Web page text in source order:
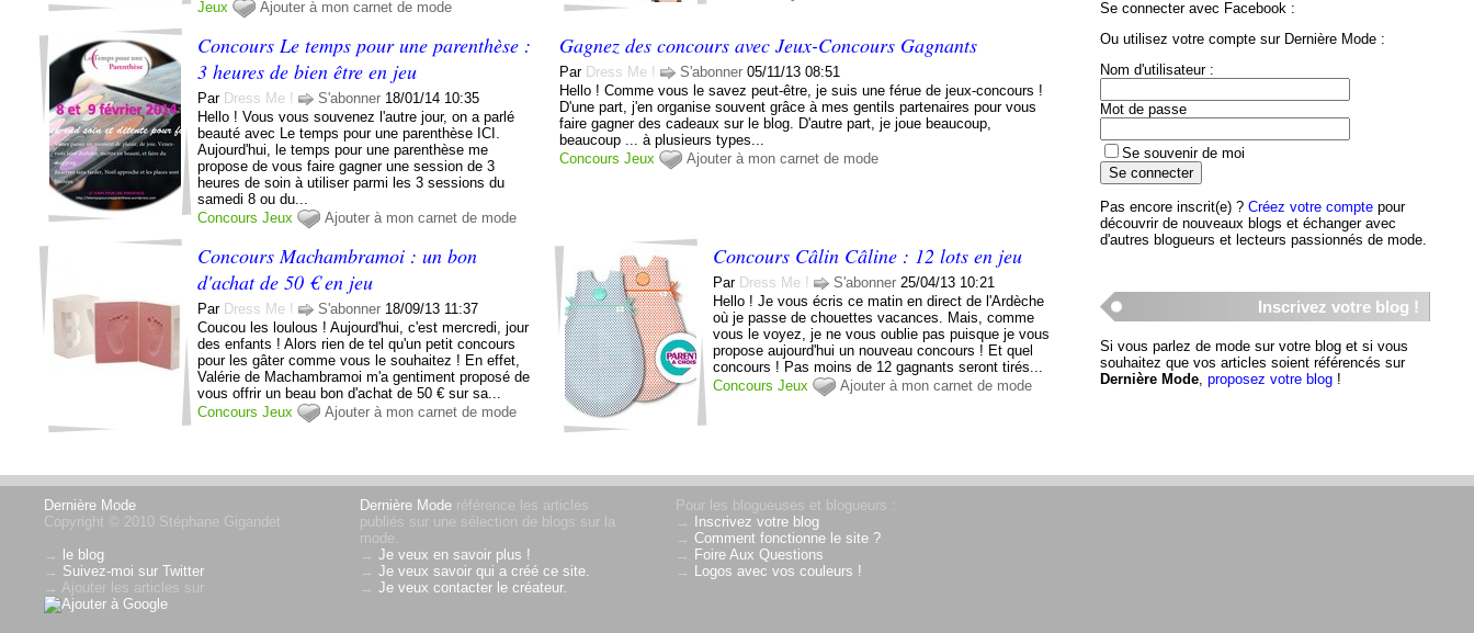
Jeux
Ajouter à mon carnet de mode
Concours Le temps pour une parenthèse :
3 heures de bien être en jeu
Par Dress Me ! S'abonner 18/01/14 10:35
Hello ! Vous vous souvenez l'autre jour, on a parlé
beauté avec Le temps pour une parenthèse ICI.
Aujourd'hui, le temps pour une parenthèse me
propose de vous faire gagner une session de 3
heures de soin à utiliser parmi les 3 sessions du
samedi 8 ou du...
Concours Jeux Ajouter à mon carnet de mode
Gagnez des concours avec Jeux-Concours Gagnants
Par Dress Me ! S'abonner 05/11/13 08:51
Hello ! Comme vous le savez peut-être, je suis une férue de jeux-concours !
D'une part, j'en organise souvent grâce à mes gentils partenaires pour vous
faire gagner des cadeaux sur le blog. D'autre part, je joue beaucoup,
beaucoup ... à plusieurs types...
Concours Jeux Ajouter à mon carnet de mode
Concours Machambramoi : un bon
d'achat de 50 € en jeu
Par Dress Me ! S'abonner 18/09/13 11:37
Coucou les loulous ! Aujourd'hui, c'est mercredi, jour
des enfants ! Alors rien de tel qu'un petit concours
pour les gâter comme vous le souhaitez ! En effet,
Valérie de Machambramoi m'a gentiment proposé de
vous offrir un beau bon d'achat de 50 € sur sa...
Concours Jeux Ajouter à mon carnet de mode
Concours Câlin Câline : 12 lots en jeu
Par Dress Me ! S'abonner 25/04/13 10:21
Hello ! Je vous écris ce matin en direct de l'Ardèche
où je passe de chouettes vacances. Mais, comme
vous le voyez, je ne vous oublie pas puisque je vous
propose aujourd'hui un nouveau concours ! Et quel
concours ! Pas moins de 12 gagnants seront tirés...
Concours Jeux Ajouter à mon carnet de mode
Se connecter avec Facebook :
Ou utilisez votre compte sur Dernière Mode :
Nom d'utilisateur :
Mot de passe
Se souvenir de moi
Pas encore inscrit(e) ? Créez votre comptepour
découvrir de nouveaux blogs et échanger avec
d'autres blogueurs et lecteurs passionnés de mode.
Inscrivez votre blog !
Si vous parlez de mode sur votre blog et si vous
souhaitez que vos articles soient référencés sur
Dernière Mode, proposez votre blog!
Dernière Mode
Copyright © 2010 Stéphane Gigandet
→
le blog
→ Suivez-moi sur Twitter
→ Ajouter les articles sur
Dernière Mode référence les articles
publiés sur une sélection de blogs sur la
mode.
→Je veux en savoir plus !
→Je veux savoir qui a créé ce site.
→Je veux contacter le créateur.
Pour les blogueuses et blogueurs :
→
Inscrivez votre blog
→Comment fonctionne le site ?
→ Foire Aux Questions
→
Logos avec vos couleurs !